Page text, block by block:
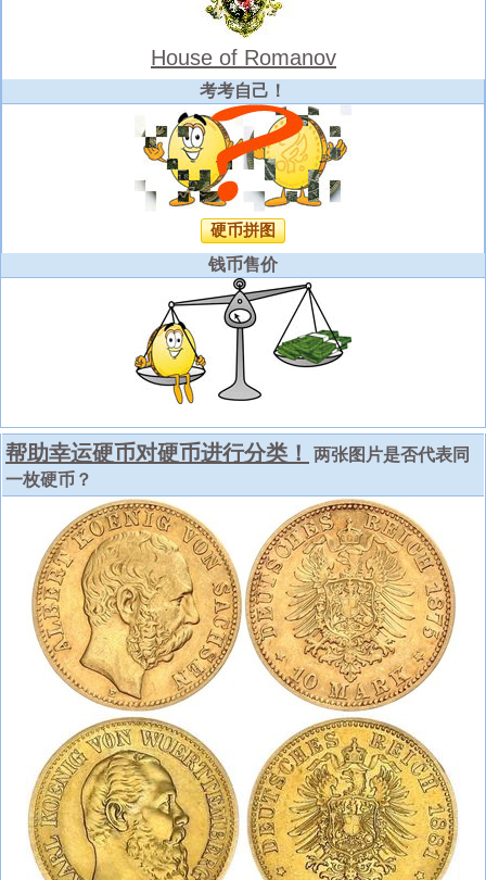
House of Romanov
考考自己！
硬币拼图
钱币售价
帮助幸运硬币对硬币进行分类！
两张图片是否代表同
一枚硬币？